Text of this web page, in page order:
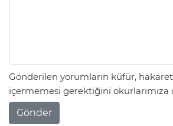
Gönderilen yorumların küfür,
içermemesi gerektiğini okurlarımıza
Gönder